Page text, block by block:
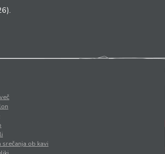
srečanja ob kavi